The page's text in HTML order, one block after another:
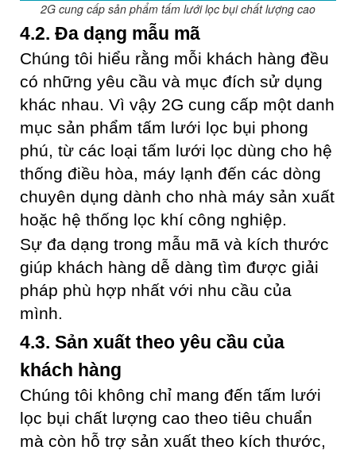
2G cung cấp sản phẩm tấm lưới lọc bụi chất lượng cao
4.2. Đa dạng mẫu mã
Chúng tôi hiểu rằng mỗi khách hàng đều
có những yêu cầu và mục đích sử dụng
khác nhau. Vì vậy 2G cung cấp một danh
mục sản phẩm tấm lưới lọc bụi phong
phú, từ các loại tấm lưới lọc dùng cho hệ
thống điều hòa, máy lạnh đến các dòng
chuyên dụng dành cho nhà máy sản xuất
hoặc hệ thống lọc khí công nghiệp.
Sự đa dạng trong mẫu mã và kích thước
giúp khách hàng dễ dàng tìm được giải
pháp phù hợp nhất với nhu cầu của
mình.
4.3. Sản xuất theo yêu cầu của
khách hàng
Chúng tôi không chỉ mang đến tấm lưới
lọc bụi chất lượng cao theo tiêu chuẩn
mà còn hỗ trợ sản xuất theo kích thước,